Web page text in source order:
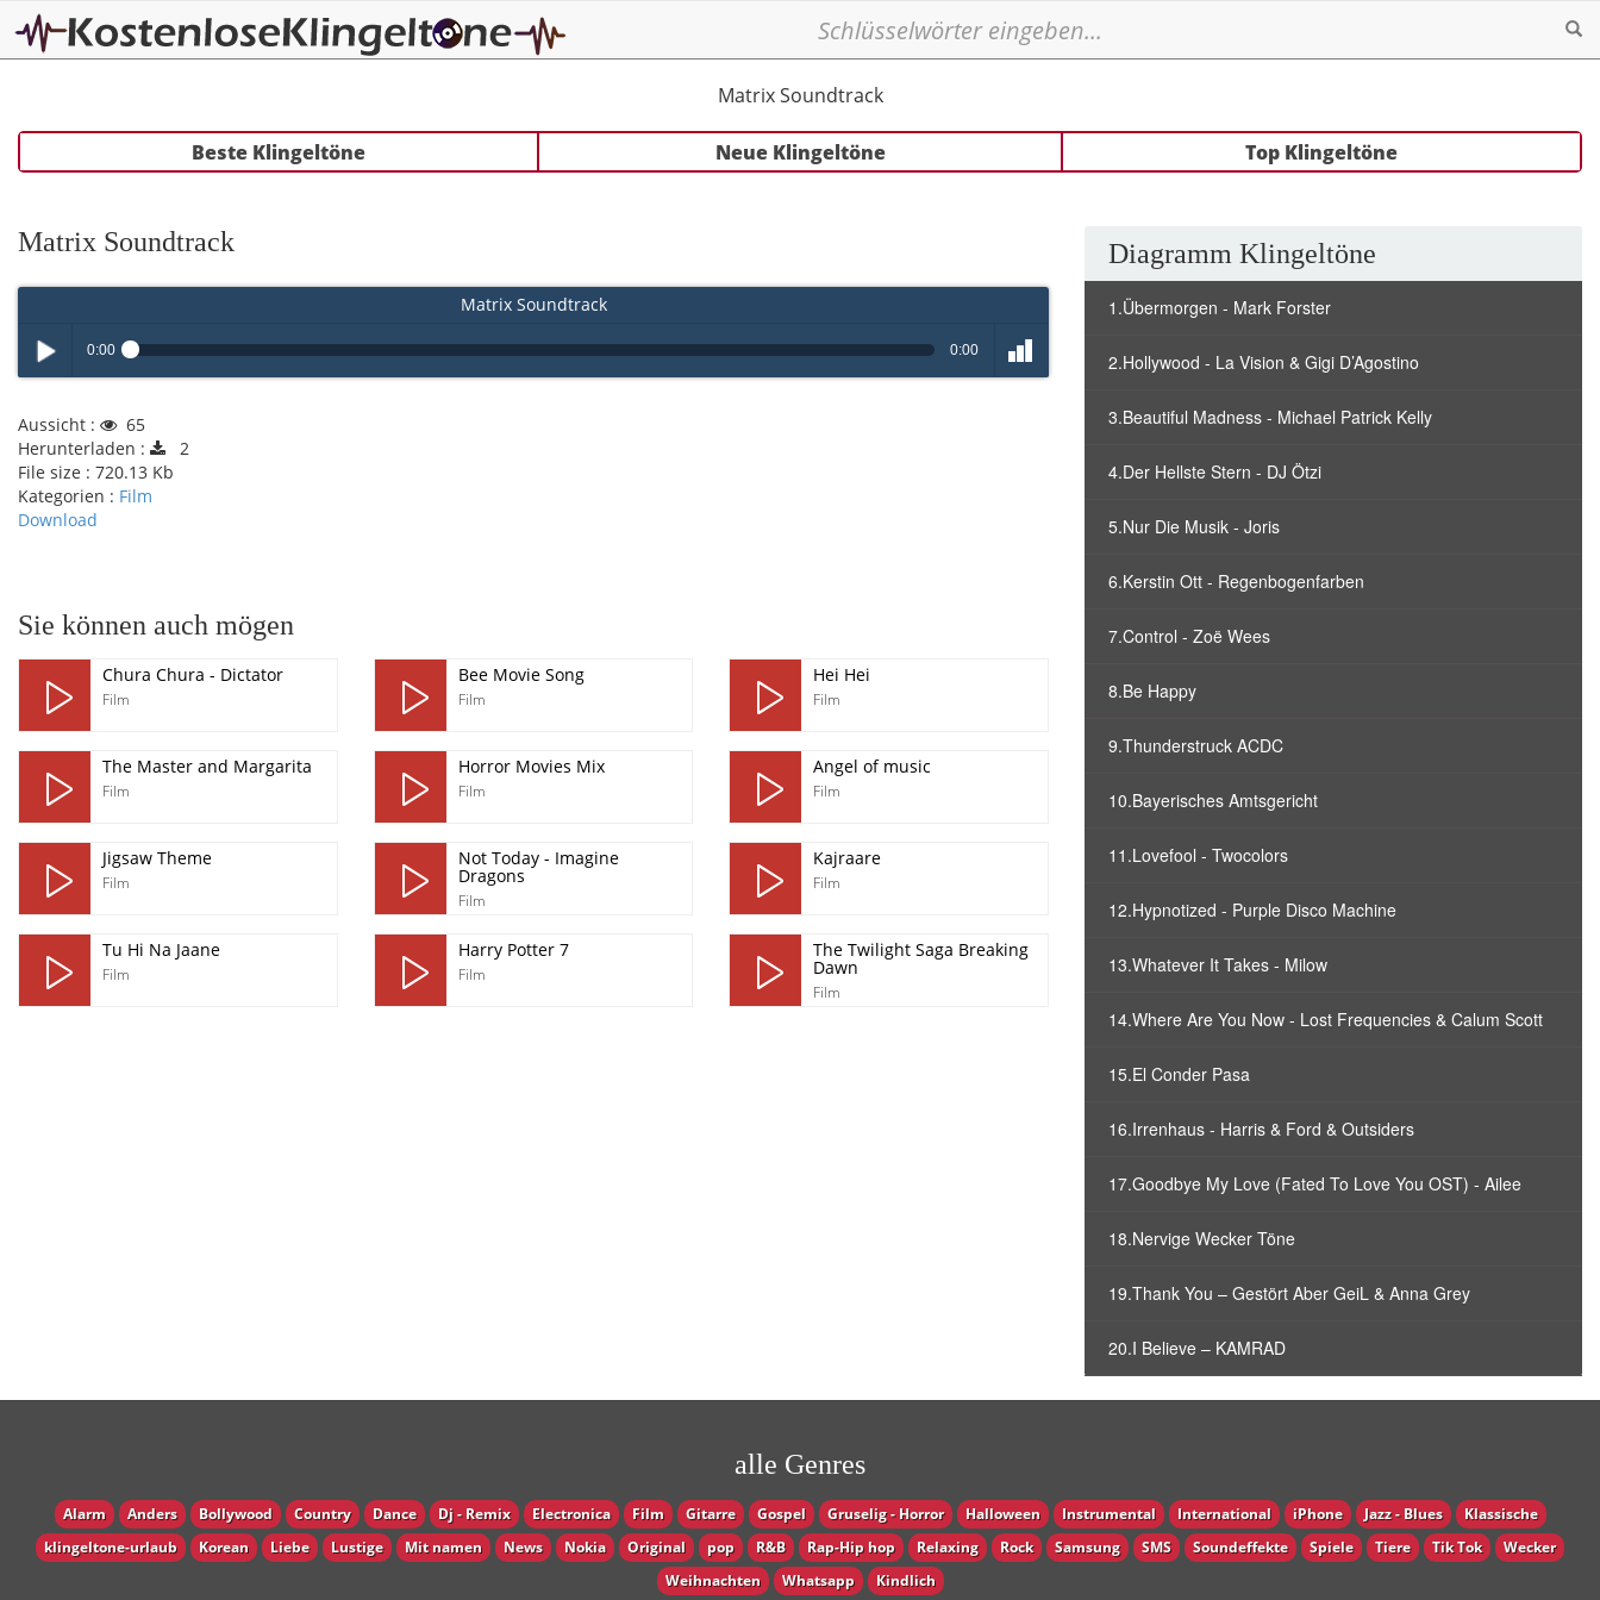
Matrix Soundtrack
Beste Klingeltöne Neue Klingeltöne Top Klingeltöne
Matrix Soundtrack
Matrix Soundtrack
Play /
0:00 0:00
Aussicht :
65
Herunterladen :
2
File size : 720.13 Kb
Kategorien : Film
Download
Sie können auch mögen
Chura Chura - Dictator
Film
Bee Movie Song
Film
Hei Hei
Film
The Master and Margarita
Film
Horror Movies Mix
Film
Angel of music
Film
Jigsaw Theme
Film
Not Today - Imagine
Dragons
Film
Kajraare
Film
Tu Hi Na Jaane
Film
Harry Potter 7
Film
The Twilight Saga Breaking
Dawn
Film
Diagramm Klingeltöne
1.Übermorgen - Mark Forster
2.Hollywood - La Vision & Gigi D’Agostino
3.Beautiful Madness - Michael Patrick Kelly
4.Der Hellste Stern - DJ Ötzi
5.Nur Die Musik - Joris
6.Kerstin Ott - Regenbogenfarben
7.Control - Zoë Wees
8.Be Happy
9.Thunderstruck ACDC
10.Bayerisches Amtsgericht
11.Lovefool - Twocolors
12.Hypnotized - Purple Disco Machine
13.Whatever It Takes - Milow
14.Where Are You Now - Lost Frequencies & Calum Scott
15.El Conder Pasa
16.Irrenhaus - Harris & Ford & Outsiders
17.Goodbye My Love (Fated To Love You OST) - Ailee
18.Nervige Wecker Töne
19.Thank You – Gestört Aber GeiL & Anna Grey
20.I Believe – KAMRAD
alle Genres
Alarm Anders Bollywood Country Dance Dj - Remix Electronica Film Gitarre Gospel Gruselig - Horror Halloween Instrumental International iPhone Jazz - Blues
Klassische
klingeltone-urlaub
Korean Liebe Lustige Mit namen News Nokia Original pop R&B Rap-Hip hop Relaxing Rock Samsung SMS Soundeffekte Spiele Tiere Tik Tok
Wecker
Weihnachten
Whatsapp Кindlich